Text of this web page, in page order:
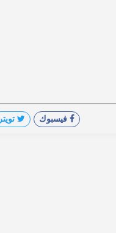
فيسبوك تويتر